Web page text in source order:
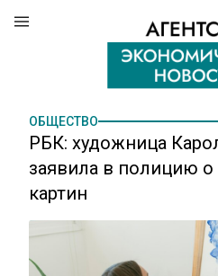
ОБЩЕСТВО
РБК: художница
заявила в полицию
картин